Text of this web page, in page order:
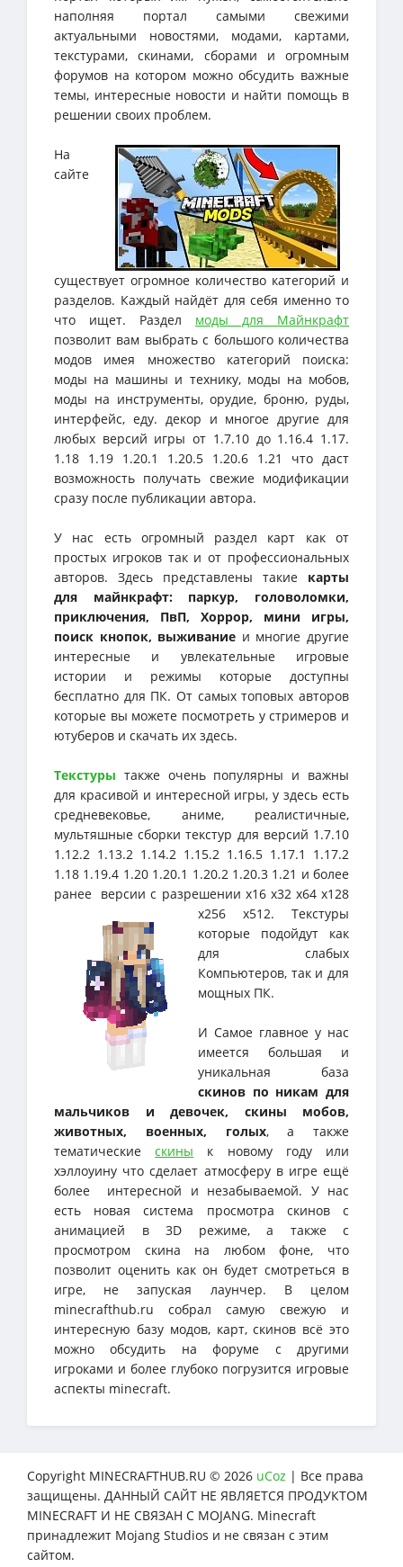
наполняя портал самыми свежими
актуальными новостями, модами, картами,
текстурами, скинами, сборами и огромным
форумов на котором можно обсудить важные
темы, интересные новости и найти помощь в
решении своих проблем.
На
сайте
существует огромное количество категорий и
разделов. Каждый найдёт для себя именно то
что ищет. Раздел моды для Майнкрафт
позволит вам выбрать с большого количества
модов имея множество категорий поиска:
моды на машины и технику, моды на мобов,
моды на инструменты, орудие, броню, руды,
интерфейс, еду. декор и многое другие для
любых версий игры от 1.7.10 до 1.16.4 1.17.
1.18 1.19 1.20.1 1.20.5 1.20.6 1.21 что даст
возможность получать свежие модификации
сразу после публикации автора.
У нас есть огромный раздел карт как от
простых игроков так и от профессиональных
авторов. Здесь представлены такие карты
для майнкрафт: паркур, головоломки,
приключения, ПвП, Хоррор, мини игры,
поиск кнопок, выживание и многие другие
интересные и увлекательные игровые
истории и режимы которые доступны
бесплатно для ПК. От самых топовых авторов
которые вы можете посмотреть у стримеров и
ютуберов и скачать их здесь.
Текстуры также очень популярны и важны
для красивой и интересной игры, у здесь есть
средневековье, аниме, реалистичные,
мультяшные сборки текстур для версий 1.7.10
1.12.2 1.13.2 1.14.2 1.15.2 1.16.5 1.17.1 1.17.2
1.18 1.19.4 1.20 1.20.1 1.20.2 1.20.3 1.21 и более
ранее версии с разрешении х16 х32 х64 х128
х256 х512. Текстуры
которые подойдут как
для слабых
Компьютеров, так и для
мощных ПК.
И Самое главное у нас
имеется большая и
уникальная база
скинов по никам для
мальчиков и девочек, скины мобов,
животных, военных, голых, а также
тематическиескины к новому году или
хэллоуину что сделает атмосферу в игре ещё
более интересной и незабываемой. У нас
есть новая система просмотра скинов с
анимацией в 3D режиме, а также с
просмотром скина на любом фоне, что
позволит оценить как он будет смотреться в
игре, не запуская лаунчер. В целом
minecrafthub.ru собрал самую свежую и
интересную базу модов, карт, скинов всё это
можно обсудить на форуме с другими
игроками и более глубоко погрузится игровые
аспекты minecraft.
Copyright MINECRAFTHUB.RU © 2026 uCoz | Все права
защищены. ДАННЫЙ САЙТ НЕ ЯВЛЯЕТСЯ ПРОДУКТОМ
MINECRAFT И НЕ СВЯЗАН С MOJANG. Minecraft
принадлежит Mojang Studios и не связан с этим
сайтом.